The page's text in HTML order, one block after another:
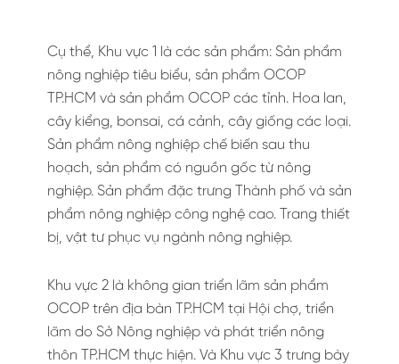
Cụ thể, Khu vực 1 là các sản phẩm: Sản phẩm
nông nghiệp tiêu biểu, sản phẩm OCOP
TP.HCM và sản phẩm OCOP các tỉnh. Hoa lan,
cây kiểng, bonsai, cá cảnh, cây giống các loại.
Sản phẩm nông nghiệp chế biến sau thu
hoạch, sản phẩm có nguồn gốc từ nông
nghiệp. Sản phẩm đặc trưng Thành phố và sản
phẩm nông nghiệp công nghệ cao. Trang thiết
bị, vật tư phục vụ ngành nông nghiệp.
Khu vực 2 là không gian triển lãm sản phẩm
OCOP trên địa bàn TP.HCM tại Hội chợ, triển
lãm do Sở Nông nghiệp và phát triển nông
thôn TP.HCM thực hiện. Và Khu vực 3 trưng bày